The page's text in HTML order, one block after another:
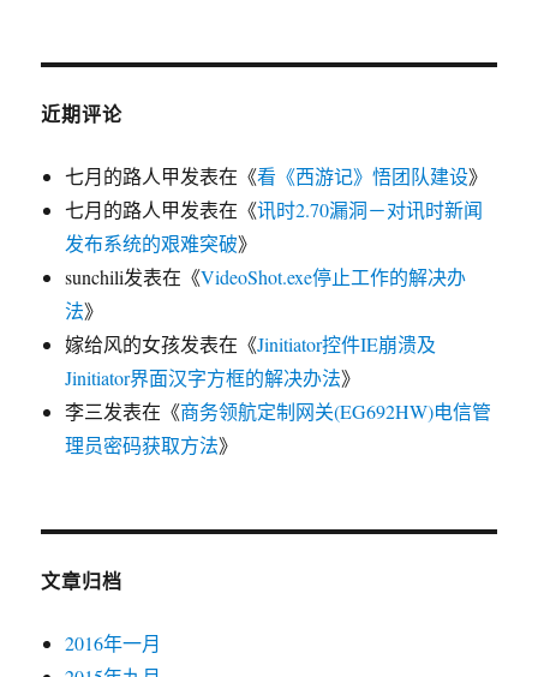
近期评论
七月的路人甲发表在《看《西游记》悟团队建设》
七月的路人甲发表在《讯时2.70漏洞－对讯时新闻
发布系统的艰难突破》
sunchili发表在《VideoShot.exe停止工作的解决办
法》
嫁给风的女孩发表在《Jinitiator控件IE崩溃及
Jinitiator界面汉字方框的解决办法》
李三发表在《商务领航定制网关(EG692HW)电信管
理员密码获取方法》
文章归档
2016年一月